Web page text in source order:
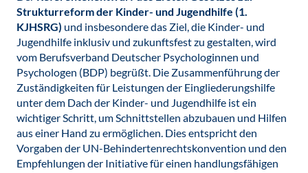
Strukturreform der Kinder- und Jugendhilfe (1.
KJHSRG) und insbesondere das Ziel, die Kinder- und
Jugendhilfe inklusiv und zukunftsfest zu gestalten, wird
vom Berufsverband Deutscher Psychologinnen und
Psychologen (BDP) begrüßt. Die Zusammenführung der
Zuständigkeiten für Leistungen der Eingliederungshilfe
unter dem Dach der Kinder- und Jugendhilfe ist ein
wichtiger Schritt, um Schnittstellen abzubauen und Hilfen
aus einer Hand zu ermöglichen. Dies entspricht den
Vorgaben der UN-Behindertenrechtskonvention und den
Empfehlungen der Initiative für einen handlungsfähigen